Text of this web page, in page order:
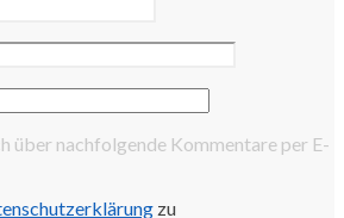
über nachfolgende Kommentare per E-
zu